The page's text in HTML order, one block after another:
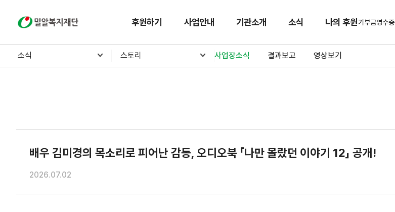
밀알복지재단 후원하기 사업안내 기관소개 소식 나의 후원기부금영수증
소식 스토리 사업장소식 결과보고 영상보기
배우 김미경의 목소리로 피어난 감동, 오디오북 「나만 몰랐던 이야기 12」 공개!
2026.07.02